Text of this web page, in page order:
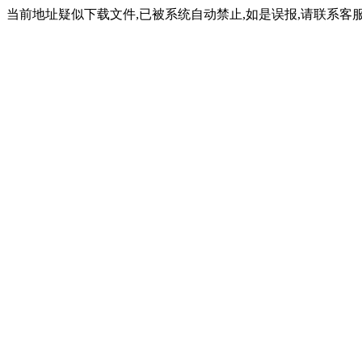
当前地址疑似下载文件,已被系统自动禁止,如是误报,请联系客